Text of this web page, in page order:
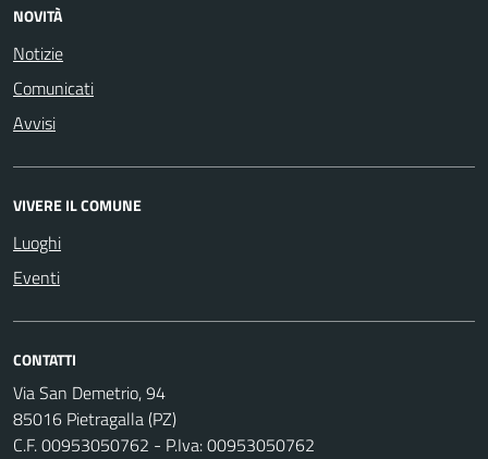
NOVITÀ
Notizie
Comunicati
Avvisi
VIVERE IL COMUNE
Luoghi
Eventi
CONTATTI
Via San Demetrio, 94
85016 Pietragalla (PZ)
C.F. 00953050762 - P.Iva: 00953050762